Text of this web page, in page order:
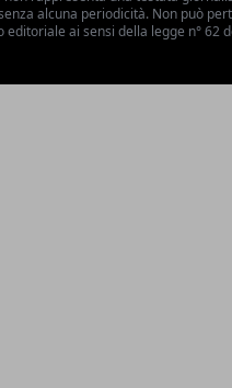
alcuna periodicità. Non può
editoriale ai sensi della legge n° 62